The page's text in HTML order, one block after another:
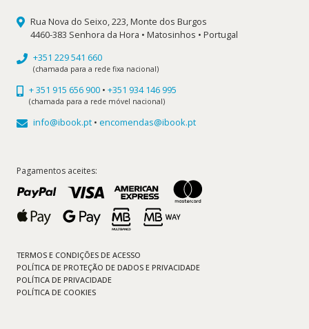
Rua Nova do Seixo, 223, Monte dos Burgos
4460-383 Senhora da Hora • Matosinhos • Portugal
+351 229 541 660
(chamada para a rede fixa nacional)
+ 351 915 656 900 • +351 934 146 995
(chamada para a rede móvel nacional)
info@ibook.pt • encomendas@ibook.pt
Pagamentos aceites:
TERMOS E CONDIÇÕES DE ACESSO
POLÍTICA DE PROTEÇÃO DE DADOS E PRIVACIDADE
POLÍTICA DE PRIVACIDADE
POLÍTICA DE COOKIES